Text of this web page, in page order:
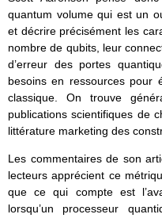
quantum volume qui est un
et décrire précisément les
nombre de qubits, leur
d’erreur des portes
besoins en ressources pour
classique. On trouve
publications scientifiques de
littérature marketing des
Les commentaires de son
lecteurs apprécient ce
que ce qui compte est
lorsqu’un processeur